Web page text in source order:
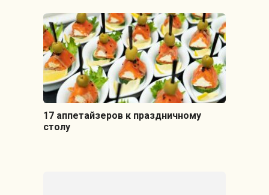
17 аппетайзеров к праздничному
столу